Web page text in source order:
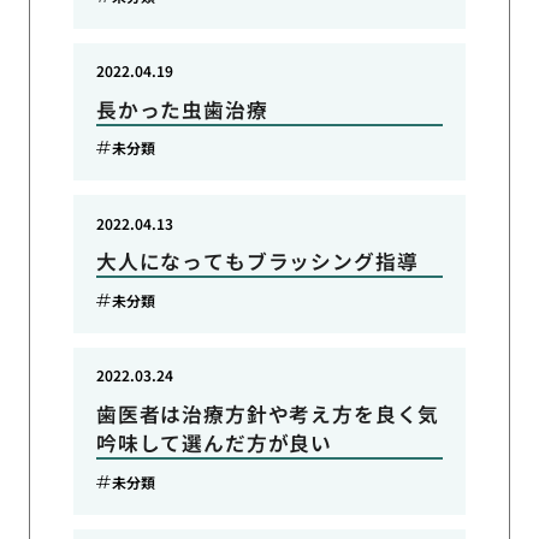
長かった虫歯治療
2022.04.19
未分類
大人になってもブラッシング指導
2022.04.13
未分類
歯医者は治療方針や考え方を良く気
吟味して選んだ方が良い
2022.03.24
未分類